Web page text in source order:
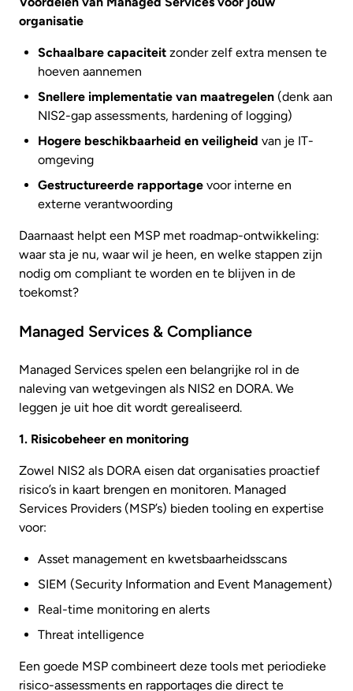
organisatie
Schaalbare capaciteit zonder zelf extra mensen te
hoeven aannemen
Snellere implementatie van maatregelen (denk aan
NIS2-gap assessments, hardening of logging)
Hogere beschikbaarheid en veiligheid van je IT-
omgeving
Gestructureerde rapportage voor interne en
externe verantwoording
Daarnaast helpt een MSP met roadmap-ontwikkeling:
waar sta je nu, waar wil je heen, en welke stappen zijn
nodig om compliant te worden en te blijven in de
toekomst?
Managed Services & Compliance
Managed Services spelen een belangrijke rol in de
naleving van wetgevingen als NIS2 en DORA. We
leggen je uit hoe dit wordt gerealiseerd.
1. Risicobeheer en monitoring
Zowel NIS2 als DORA eisen dat organisaties proactief
risico’s in kaart brengen en monitoren. Managed
Services Providers (MSP’s) bieden tooling en expertise
voor:
Asset management en kwetsbaarheidsscans
SIEM (Security Information and Event Management)
Real-time monitoring en alerts
Threat intelligence
Een goede MSP combineert deze tools met periodieke
risico-assessments en rapportages die direct te